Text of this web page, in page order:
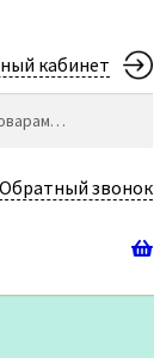
кабинет
Обратный звонок